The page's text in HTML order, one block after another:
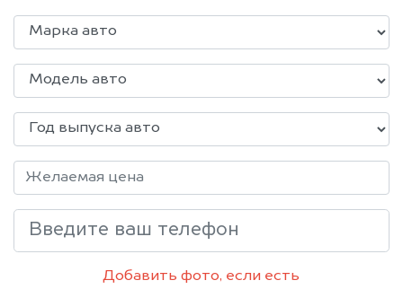
Добавить фото, если есть